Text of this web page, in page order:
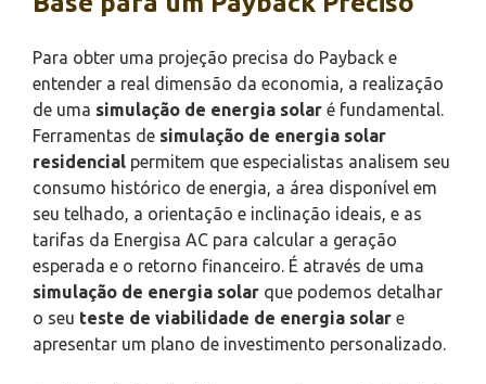
Para obter uma projeção precisa do Payback e
entender a real dimensão da economia, a realização
de uma simulação de energia solar é fundamental.
Ferramentas de simulação de energia solar
residencial permitem que especialistas analisem seu
consumo histórico de energia, a área disponível em
seu telhado, a orientação e inclinação ideais, e as
tarifas da Energisa AC para calcular a geração
esperada e o retorno financeiro. É através de uma
simulação de energia solar que podemos detalhar
o seu teste de viabilidade de energia solar e
apresentar um plano de investimento personalizado.